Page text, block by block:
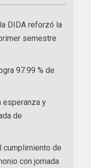
DIDA reforzó la
semestre
97.99 % de
esperanza y
de
cumplimiento de
con jornada